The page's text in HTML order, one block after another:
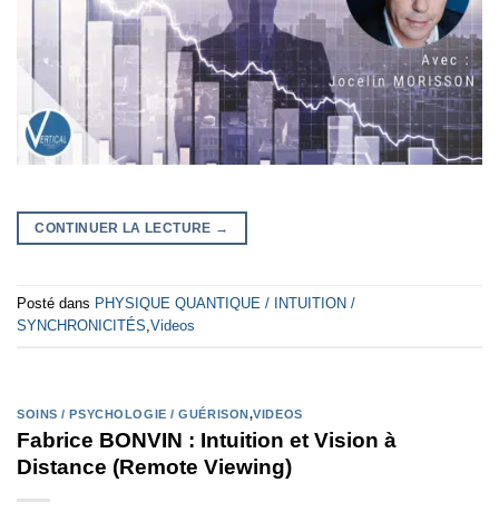
CONTINUER LA LECTURE →
Posté dans PHYSIQUE QUANTIQUE / INTUITION /
SYNCHRONICITÉS,Videos
SOINS / PSYCHOLOGIE / GUÉRISON,VIDEOS
Fabrice BONVIN : Intuition et Vision à
Distance (Remote Viewing)